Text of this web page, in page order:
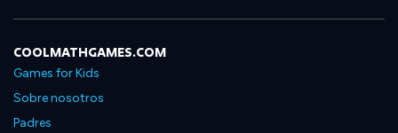
COOLMATHGAMES.COM
Games for Kids
Sobre nosotros
Padres